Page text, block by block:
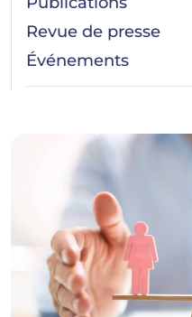
Revue de presse
Événements